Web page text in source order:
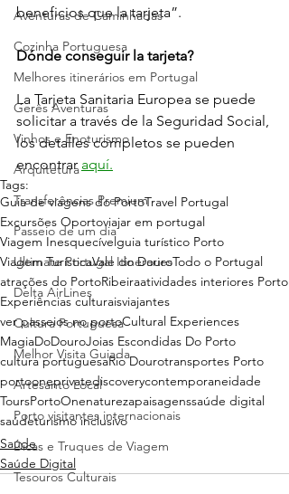
Aventuras de Caminhadas
Cozinha Portuguesa
Melhores itinerários em Portugal
Gerês Aventuras
Vinhos e Enoturismo
Arquitetura
Transferências Premium
Passeio de um dia
Ultimate Portugal Itineraries
Delta AirLines
Cultura Portuguesa
Melhor Visita Guiada
Artesanto Local
Porto visitantes internacionais
Dicas e Truques de Viagem
Tesouros Culturais
beneficios que la tarjeta”.
Dónde conseguir la tarjeta?
La Tarjeta Sanitaria Europea se puede
solicitar a través de la Seguridad Social,
los detalles completos se pueden
encontrar aquí.
Tags:
Guia de viagens do PortoTravel Portugal
Excursões Oportoviajar em portugal
Viagem Inesquecívelguia turístico Porto
Viagem TurísticaVale do DouroTodo o Portugal
atrações do PortoRibeiraatividades interiores Porto
Experiências culturaisviajantes
ver passeios no portoCultural Experiences
MagiaDoDouroJoias Escondidas Do Porto
cultura portuguesaRio Dourotransportes Porto
portooneprivatediscoverycontemporaneidade
ToursPortoOnenaturezapaisagenssaúde digital
saúdeturismo inclusivo
Saúde
Saúde Digital